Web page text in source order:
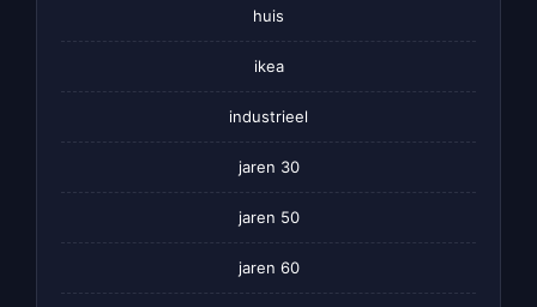
huis
ikea
industrieel
jaren 30
jaren 50
jaren 60